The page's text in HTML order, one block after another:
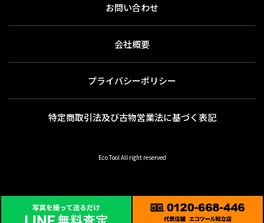
お問い合わせ
会社概要
プライバシーポリシー
特定商取引法及び古物営業法に基づく表記
Eco Tool All right reserved